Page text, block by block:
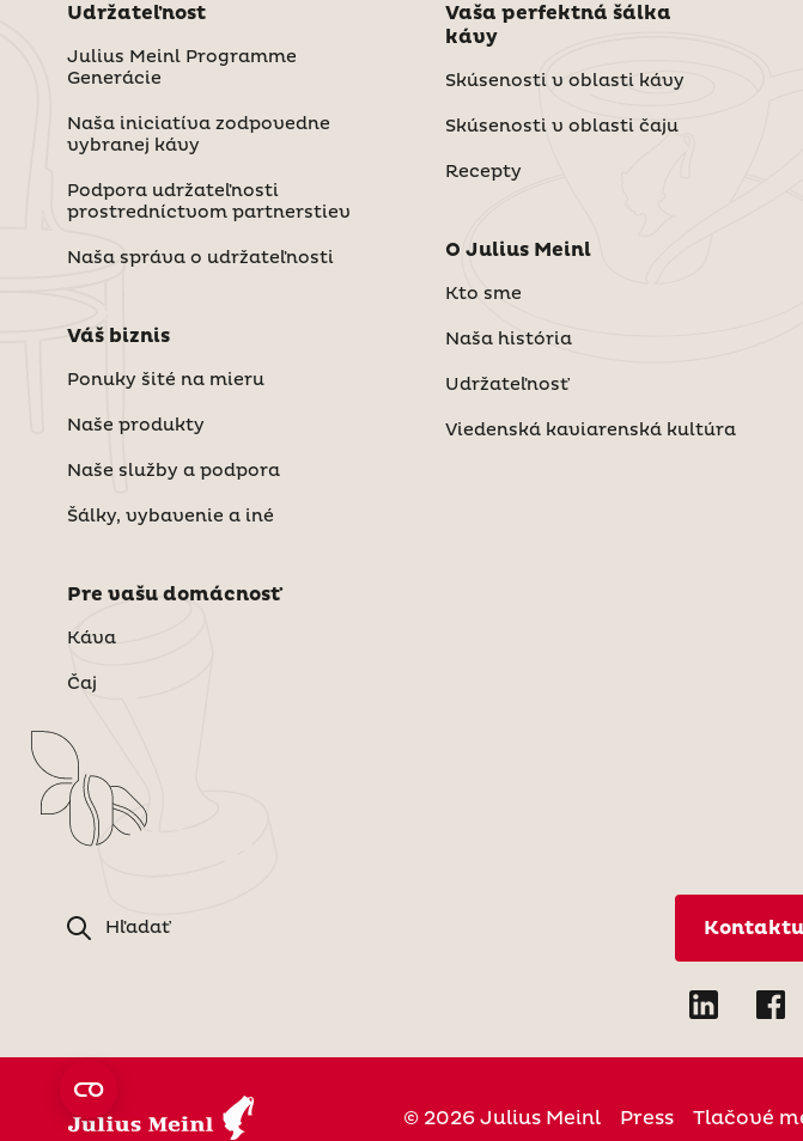
Udržateľnost
Julius Meinl Programme
Generácie
Naša iniciatíva zodpovedne
vybranej kávy
Podpora udržateľnosti
prostredníctvom partnerstiev
Naša správa o udržateľnosti
Váš biznis
Ponuky šité na mieru
Naše produkty
Naše služby a podpora
Šálky, vybavenie a iné
Pre vašu domácnosť
Káva
Čaj
Vaša perfektná šálka
kávy
Skúsenosti v oblasti kávy
Skúsenosti v oblasti čaju
Recepty
O Julius Meinl
Kto sme
Naša história
Udržateľnosť
Viedenská kaviarenská kultúra
Hľadať
© 2026 Julius Meinl Press Tlačové